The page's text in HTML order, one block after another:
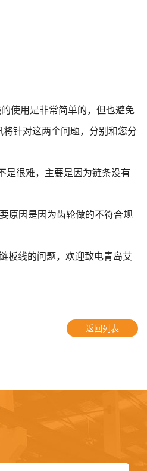
使用是非常简单的，但也避免
针对这两个问题，分别和您分
是很难，主要是因为链条没有
原因是因为齿轮做的不符合规
板线的问题，欢迎致电青岛艾
返回列表